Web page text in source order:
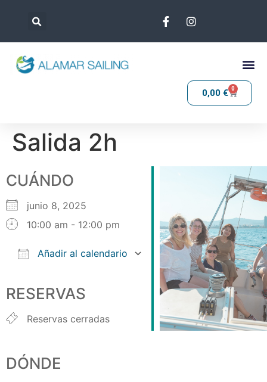
0,00 € 0
Salida 2h
CUÁNDO
junio 8, 2025
10:00 am - 12:00 pm
Añadir al calendario
Office 365Outlook Live
RESERVAS
Reservas cerradas
DÓNDE